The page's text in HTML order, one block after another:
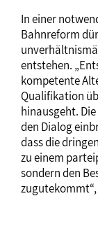
In einer
Bahnreform
entstehen.
kompetente
Qualifikation
hinausgeht.
den Dialog
dass die
zu einem
sondern den